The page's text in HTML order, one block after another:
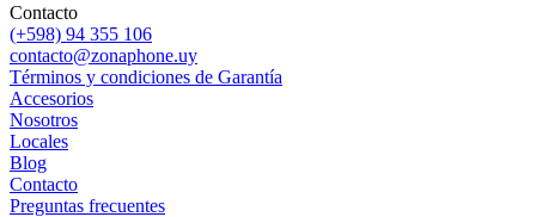
Contacto
(+598) 94 355 106
contacto@zonaphone.uy
Términos y condiciones de Garantía
Accesorios
Nosotros
Locales
Blog
Contacto
Preguntas frecuentes